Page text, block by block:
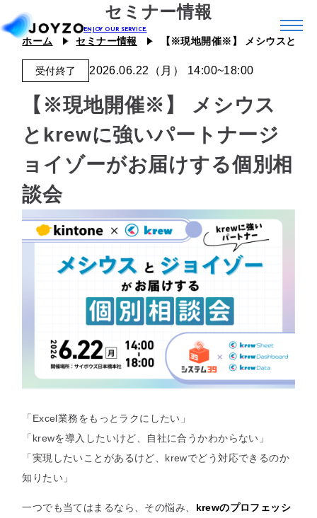
システム39
エコシステム39
ジョイとも
ジョイゾーのプラグイン
連携プラグイン
スキル39
J Camp
ジチタイ39
Joboco
最適なサービスをご提案します
セミナー情報
ホーム セミナー情報 【※現地開催※】 メシウスと
受付終了 2026.06.22（月） 14:00~18:00
【※現地開催※】 メシウス
とkrewに強いパートナージ
ョイゾーがお届けする個別相
談会
「Excel業務をもっとラクにしたい」
「krewを導入したいけど、自社に合うかわからない」
「実現したいことがあるけど、krewでどう対応できるのか
知りたい」
一つでも当てはまるなら、その悩み、 krewのプロフェッシ